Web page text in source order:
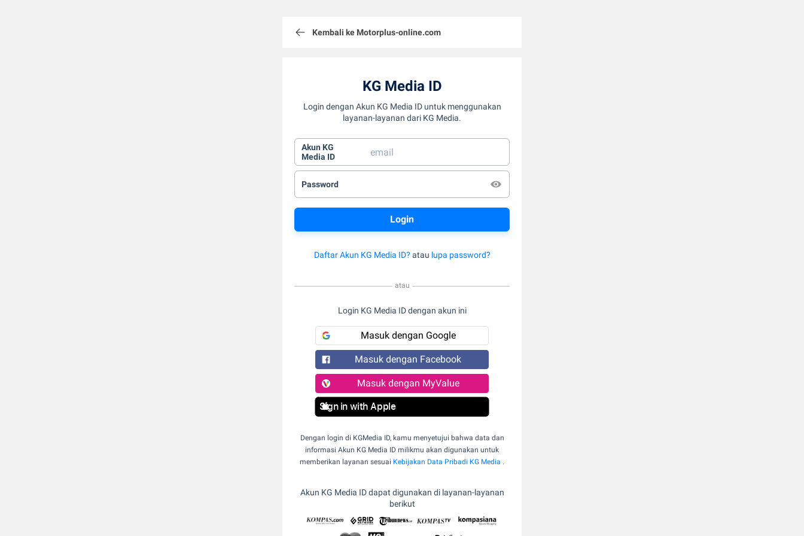
Kembali ke Motorplus-online.com
KG Media ID
Login dengan Akun KG Media ID untuk menggunakan
layanan-layanan dari KG Media.
Akun KG
Media ID
Password
Daftar Akun KG Media ID? atau lupa password?
atau
Login KG Media ID dengan akun ini
Masuk dengan Google
Masuk dengan Facebook
Masuk dengan MyValue
Sign in with Apple
Dengan login di KGMedia ID, kamu menyetujui bahwa data dan
informasi Akun KG Media ID milikmu akan digunakan untuk
memberikan layanan sesuai Kebijakan Data Pribadi KG Media .
Akun KG Media ID dapat digunakan di layanan-layanan
berikut